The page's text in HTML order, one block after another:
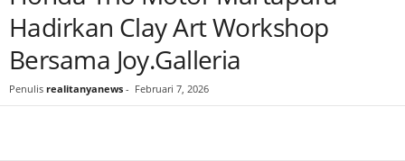
Hadirkan Clay Art Workshop
Bersama Joy.Galleria
Penulis realitanyanews - Februari 7, 2026